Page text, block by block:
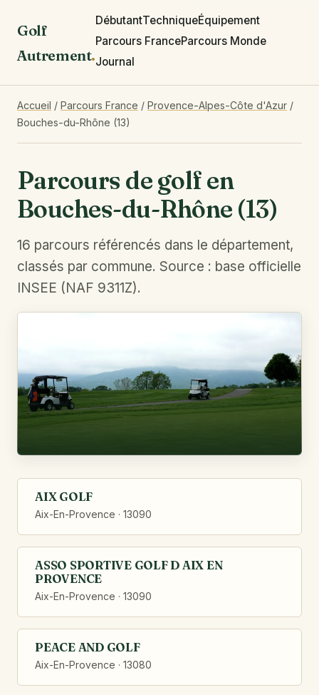
Golf
Autrement.
DébutantTechniqueÉquipement
Parcours FranceParcours Monde
Journal
Accueil / Parcours France / Provence-Alpes-Côte d'Azur /
Bouches-du-Rhône (13)
Parcours de golf en
Bouches-du-Rhône (13)
16 parcours référencés dans le département,
classés par commune. Source : base officielle
INSEE (NAF 9311Z).
AIX GOLF
Aix-En-Provence · 13090
ASSO SPORTIVE GOLF D AIX EN
PROVENCE
Aix-En-Provence · 13090
PEACE AND GOLF
Aix-En-Provence · 13080